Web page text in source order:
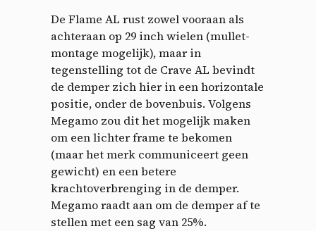
De Flame AL rust zowel vooraan als
achteraan op 29 inch wielen (mullet-
montage mogelijk), maar in
tegenstelling tot de Crave AL bevindt
de demper zich hier in een horizontale
positie, onder de bovenbuis. Volgens
Megamo zou dit het mogelijk maken
om een ​​lichter frame te bekomen
(maar het merk communiceert geen
gewicht) en een betere
krachtoverbrenging in de demper.
Megamo raadt aan om de demper af te
stellen met een sag van 25%.